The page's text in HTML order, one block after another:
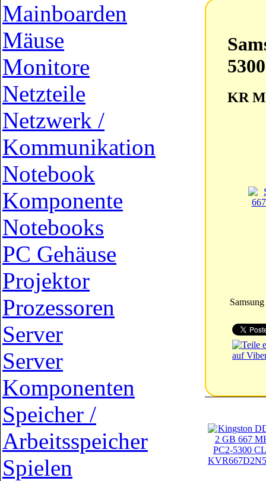
Mainboarden
Mäuse
Monitore
Netzteile
Netzwerk /
Kommunikation
Notebook
Komponente
Notebooks
PC Gehäuse
Projektor
Prozessoren
Server
Server
Komponenten
Speicher /
Arbeitsspeicher
Spielen
KR